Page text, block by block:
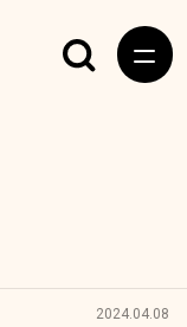
2024.04.08